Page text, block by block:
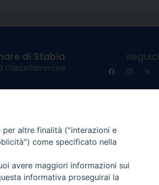
di Stabia
Castellammare
– 12:30
Facebook
Informativa
COPYRIGHT ©
altre finalità ("interazioni e
come specificato nella
avere maggiori informazioni sui
informativa proseguirai la